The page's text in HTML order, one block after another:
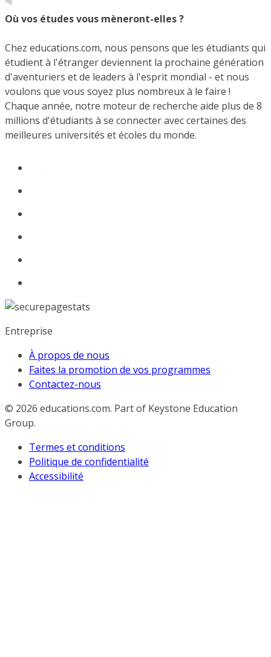
Où vos études vous mèneront-elles ?
Chez educations.com, nous pensons que les étudiants qui
étudient à l'étranger deviennent la prochaine génération
d'aventuriers et de leaders à l'esprit mondial - et nous
voulons que vous soyez plus nombreux à le faire !
Chaque année, notre moteur de recherche aide plus de 8
millions d'étudiants à se connecter avec certaines des
meilleures universités et écoles du monde.
Entreprise
À propos de nous
Faites la promotion de vos programmes
Contactez-nous
© 2026 educations.com. Part of Keystone Education
Group.
Termes et conditions
Politique de confidentialité
Accessibilité